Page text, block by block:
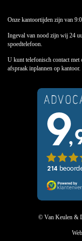
Onze kantoortijden zijn van
Ingeval van nood zijn wij 24
spoedtelefoon.
U kunt telefonisch contact met
afspraak inplannen op kantoor.
© Van Keulen &